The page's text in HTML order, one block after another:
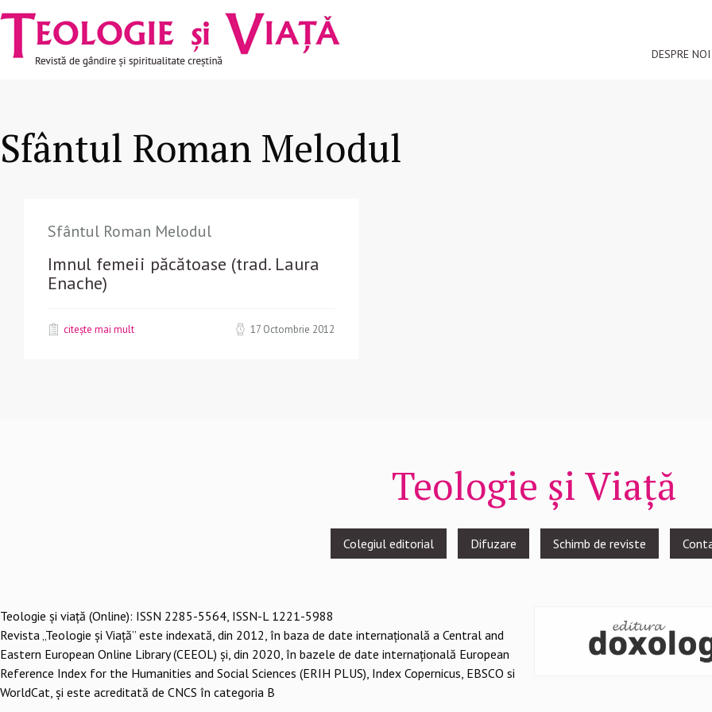
Mergi la conţinutul principal
Navigare
principală
DESPRE NOI
Sfântul Roman Melodul
Sfântul Roman Melodul
Imnul femeii păcătoase (trad. Laura
Enache)
citește mai mult 17 Octombrie 2012
Teologie și Viață
Colegiul editorial Difuzare Schimb de reviste
Teologie şi viaţă (Online): ISSN 2285-5564, ISSN-L 1221-5988
Revista „Teologie și Viață” este indexată, din 2012, în baza de date internațională a Central and
Eastern European Online Library (CEEOL) și, din 2020, în bazele de date internațională European
Reference Index for the Humanities and Social Sciences (ERIH PLUS), Index Copernicus, EBSCO si
WorldCat, și este acreditată de CNCS în categoria B